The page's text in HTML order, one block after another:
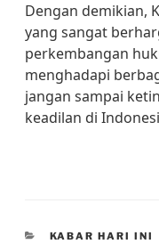
Dengan demikian,
yang sangat
perkembangan
menghadapi
jangan sampai
keadilan di
CATEGORIES
KABAR HARI INI